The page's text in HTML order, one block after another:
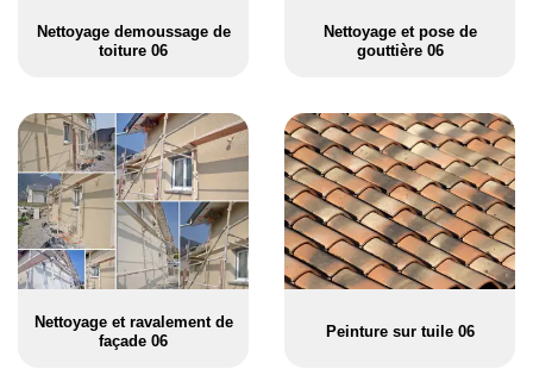
Nettoyage demoussage de
toiture 06
Nettoyage et pose de
gouttière 06
Nettoyage et ravalement de
façade 06
Peinture sur tuile 06